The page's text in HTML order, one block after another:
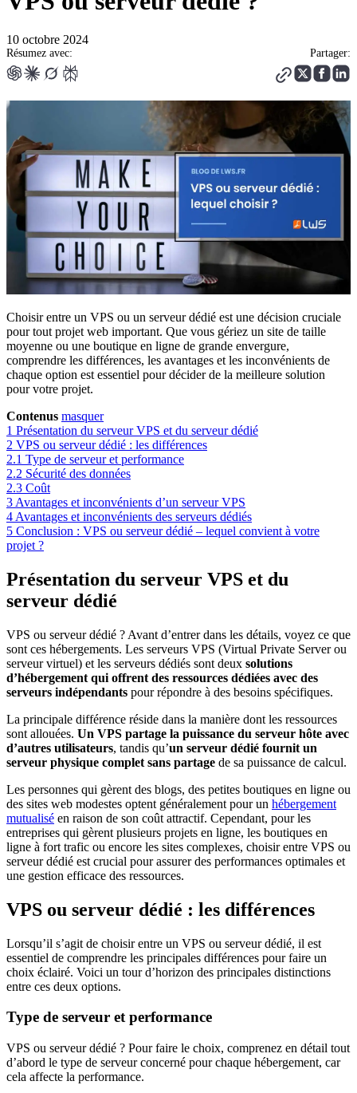
10 octobre 2024
Résumez avec: Partager:
Choisir entre un VPS ou un serveur dédié est une décision cruciale
pour tout projet web important. Que vous gériez un site de taille
moyenne ou une boutique en ligne de grande envergure,
comprendre les différences, les avantages et les inconvénients de
chaque option est essentiel pour décider de la meilleure solution
pour votre projet.
Contenus masquer
1 Présentation du serveur VPS et du serveur dédié
2 VPS ou serveur dédié : les différences
2.1 Type de serveur et performance
2.2 Sécurité des données
2.3 Coût
3 Avantages et inconvénients d’un serveur VPS
4 Avantages et inconvénients des serveurs dédiés
5 Conclusion : VPS ou serveur dédié – lequel convient à votre
projet ?
Présentation du serveur VPS et du
serveur dédié
VPS ou serveur dédié ? Avant d’entrer dans les détails, voyez ce que
sont ces hébergements. Les serveurs VPS (Virtual Private Server ou
serveur virtuel) et les serveurs dédiés sont deux solutions
d’hébergement qui offrent des ressources dédiées avec des
serveurs indépendants pour répondre à des besoins spécifiques.
La principale différence réside dans la manière dont les ressources
sont allouées. Un VPS partage la puissance du serveur hôte avec
d’autres utilisateurs, tandis qu’un serveur dédié fournit un
serveur physique complet sans partage de sa puissance de calcul.
Les personnes qui gèrent des blogs, des petites boutiques en ligne ou
des sites web modestes optent généralement pour un hébergement
mutualisé en raison de son coût attractif. Cependant, pour les
entreprises qui gèrent plusieurs projets en ligne, les boutiques en
ligne à fort trafic ou encore les sites complexes, choisir entre VPS ou
serveur dédié est crucial pour assurer des performances optimales et
une gestion efficace des ressources.
VPS ou serveur dédié : les différences
Lorsqu’il s’agit de choisir entre un VPS ou serveur dédié, il est
essentiel de comprendre les principales différences pour faire un
choix éclairé. Voici un tour d’horizon des principales distinctions
entre ces deux options.
Type de serveur et performance
VPS ou serveur dédié ? Pour faire le choix, comprenez en détail tout
d’abord le type de serveur concerné pour chaque hébergement, car
cela affecte la performance.